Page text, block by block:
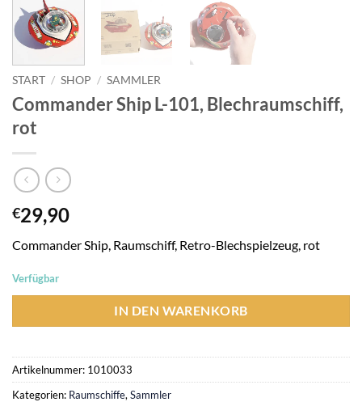
START / SHOP / SAMMLER
Commander Ship L-101, Blechraumschiff,
rot
€29,90
Commander Ship, Raumschiff, Retro-Blechspielzeug, rot
Verfügbar
IN DEN WARENKORB
Artikelnummer: 1010033
Kategorien: Raumschiffe, Sammler